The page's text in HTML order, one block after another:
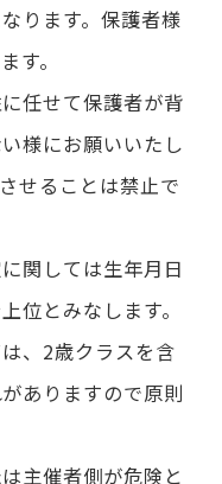
ります。保護者様
す。
任せて保護者が背
様にお願いいたし
せることは禁止で
関しては生年月日
位とみなします。
、2歳クラスを含
ありますので原則
主催者側が危険と